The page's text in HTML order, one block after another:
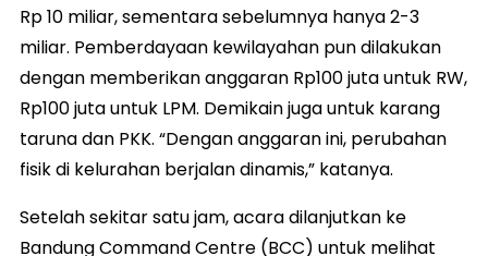
Rp 10 miliar, sementara sebelumnya hanya 2-3
miliar. Pemberdayaan kewilayahan pun dilakukan
dengan memberikan anggaran Rp100 juta untuk RW,
Rp100 juta untuk LPM. Demikain juga untuk karang
taruna dan PKK. “Dengan anggaran ini, perubahan
fisik di kelurahan berjalan dinamis,” katanya.
Setelah sekitar satu jam, acara dilanjutkan ke
Bandung Command Centre (BCC) untuk melihat